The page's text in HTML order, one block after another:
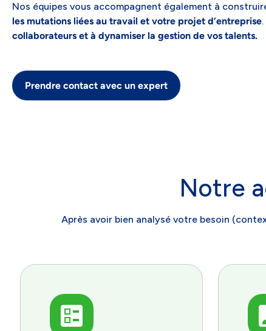
Nos équipes vous accompagnent également à
les mutations liées au travail et votre projet d’entreprise
collaborateurs et à dynamiser la gestion de vos talents.
Prendre contact avec un expert
Notre
Après avoir bien analysé votre besoin